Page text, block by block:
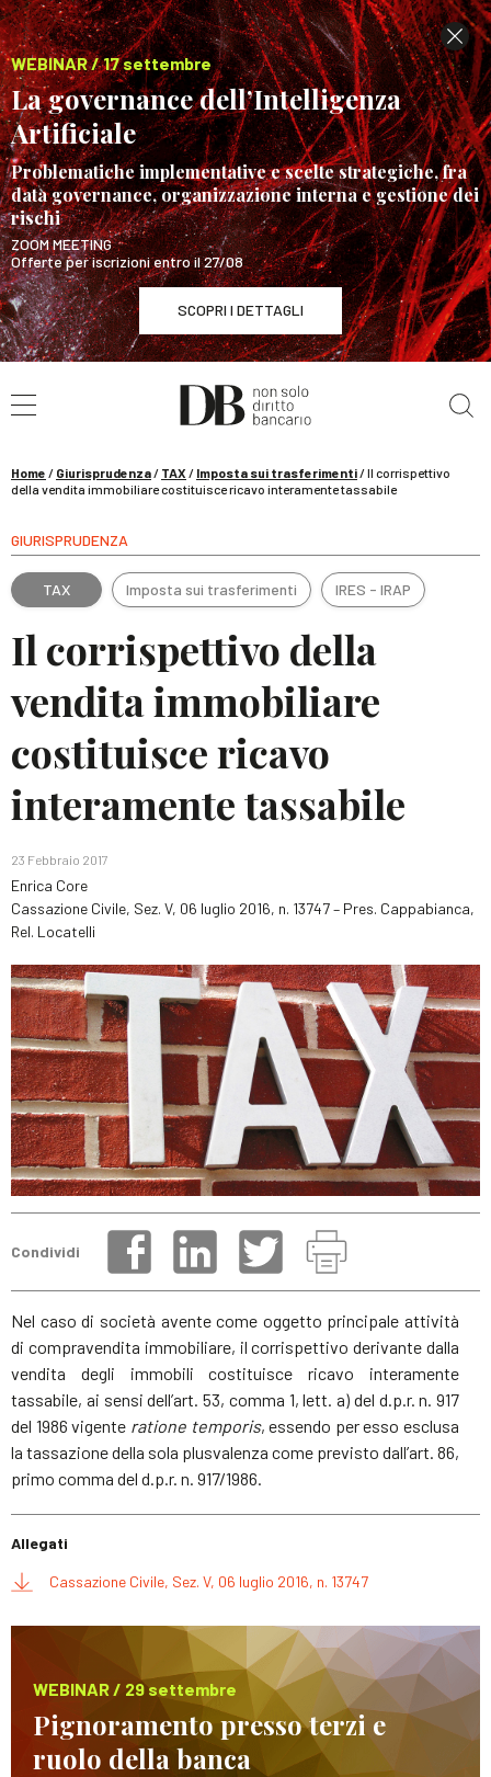
WEBINAR / 17 settembre
La governance dell’Intelligenza
Artificiale
Problematiche implementative e scelte strategiche, fra
data governance, organizzazione interna e gestione dei
rischi
ZOOM MEETING
Offerte per iscrizioni entro il 27/08
SCOPRI I DETTAGLI
WEBINAR / 17 settembre
La governance dell’Intelligenza Artificiale
Home / Giurisprudenza/ TAX / Imposta sui trasferimenti/Il corrispettivo
della vendita immobiliare costituisce ricavo interamente tassabile
GIURISPRUDENZA
TAX Imposta sui trasferimenti IRES - IRAP
Il corrispettivo della
vendita immobiliare
costituisce ricavo
interamente tassabile
23 Febbraio 2017
Enrica Core
Cassazione Civile, Sez. V, 06 luglio 2016, n. 13747 – Pres. Cappabianca,
Rel. Locatelli
Condividi
Nel caso di società avente come oggetto principale attività
di compravendita immobiliare, il corrispettivo derivante dalla
vendita degli immobili costituisce ricavo interamente
tassabile, ai sensi dell’art. 53, comma 1, lett. a) del d.p.r. n. 917
del 1986 vigente ratione temporis, essendo per esso esclusa
la tassazione della sola plusvalenza come previsto dall’art. 86,
primo comma del d.p.r. n. 917/1986.
Allegati
Cassazione Civile, Sez. V, 06 luglio 2016, n. 13747
WEBINAR / 29 settembre
Pignoramento presso terzi e
ruolo della banca